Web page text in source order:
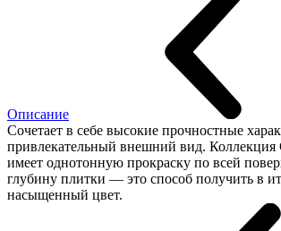
Описание
Сочетает в себе высокие прочностные
привлекательный внешний вид.
имеет однотонную прокраску по всей
глубину плитки — это способ получить в
насыщенный цвет.